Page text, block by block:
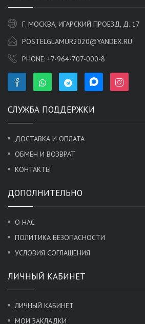
Г. МОСКВА, ИГАРСКИЙ ПРОЕЗД, Д. 17
POSTELGLAMUR2020@YANDEX.RU
PHONE: +7-964-707-000-8
СЛУЖБА ПОДДЕРЖКИ
ДОСТАВКА И ОПЛАТА
ОБМЕН И ВОЗВРАТ
КОНТАКТЫ
ДОПОЛНИТЕЛЬНО
О НАС
ПОЛИТИКА БЕЗОПАСНОСТИ
УСЛОВИЯ СОГЛАШЕНИЯ
ЛИЧНЫЙ КАБИНЕТ
ЛИЧНЫЙ КАБИНЕТ
МОИ ЗАКЛАДКИ